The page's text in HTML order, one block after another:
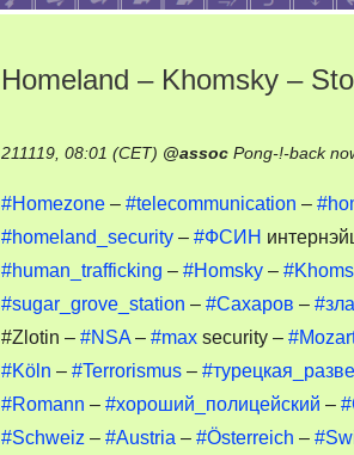
Homeland – Khomsky –
211119, 08:01 (CET) @assoc Pong-!-back
#Homezone – #telecommunication –
#homeland_security – #ФСИН
#human_trafficking – #Homsky –
#sugar_grove_station – #Сахаров –
#Zlotin – #NSA – #max security –
#Köln – #Terrorismus –
#Romann – #хороший_полицейский –
#Schweiz – #Austria – #Österreich –